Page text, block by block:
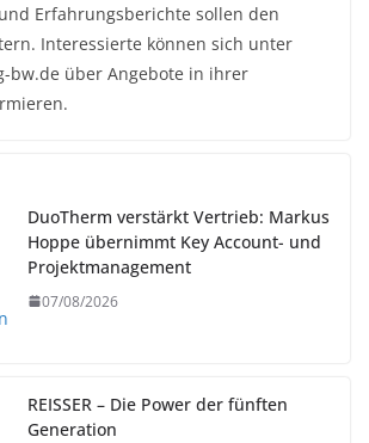
Erfahrungsberichte sollen den
Interessierte können sich unter
bw.de über Angebote in ihrer
DuoTherm verstärkt Vertrieb: Markus
Hoppe übernimmt Key Account- und
Projektmanagement
07/08/2026
REISSER – Die Power der fünften
Generation